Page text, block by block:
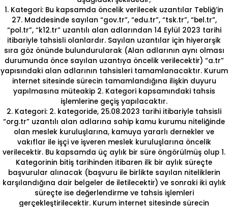
1. Kategori: Bu kapsamda öncelik verilecek uzantılar Tebliğ’in
27. Maddesinde sayılan “gov.tr”, “edu.tr”, “tsk.tr”, “bel.tr”,
“pol.tr”, “k12.tr” uzantılı alan adlarından 14 Eylül 2023 tarihi
itibariyle tahsisli olanlardır. Sayılan uzantılar için hiyerarşik
sıra göz önünde bulundurularak (Alan adlarının aynı olması
durumunda önce sayılan uzantıya öncelik verilecektir) “a.tr”
yapısındaki alan adlarının tahsisleri tamamlanacaktır. Kurum
internet sitesinde sürecin tamamlandığına ilişkin duyuru
yapılmasına müteakip 2. Kategori kapsamındaki tahsis
işlemlerine geçiş yapılacaktır.
2. Kategori: 2. kategoride, 25.08.2023 tarihi itibariyle tahsisli
“org.tr” uzantılı alan adlarına sahip kamu kurumu niteliğinde
olan meslek kuruluşlarına, kamuya yararlı dernekler ve
vakıflar ile işçi ve işveren meslek kuruluşlarına öncelik
verilecektir. Bu kapsamda üç aylık bir süre öngörülmüş olup 1.
Kategorinin bitiş tarihinden itibaren ilk bir aylık süreçte
başvurular alınacak (başvuru ile birlikte sayılan niteliklerin
karşılandığına dair belgeler de iletilecektir) ve sonraki iki aylık
süreçte ise değerlendirme ve tahsis işlemleri
gerçekleştirilecektir. Kurum internet sitesinde sürecin